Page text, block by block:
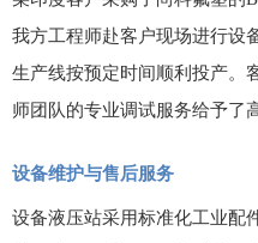
我方工程师赴客户现场进行设
生产线按预定时间顺利投产。
师团队的专业调试服务给予了
设备维护与售后服务
设备液压站采用标准化工业配